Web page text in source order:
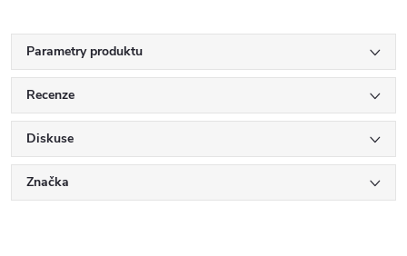
Parametry produktu
Recenze
Diskuse
Značka